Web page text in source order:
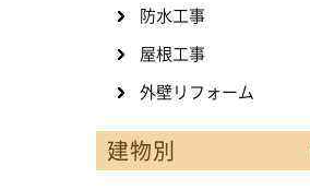
防水工事
屋根工事
外壁リフォーム
建物別